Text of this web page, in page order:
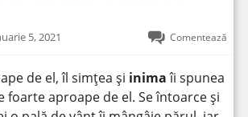
5, 2021 Comentează
de el, îl simțea și inimaîi spunea
foarte aproape de el. Se întoarce și